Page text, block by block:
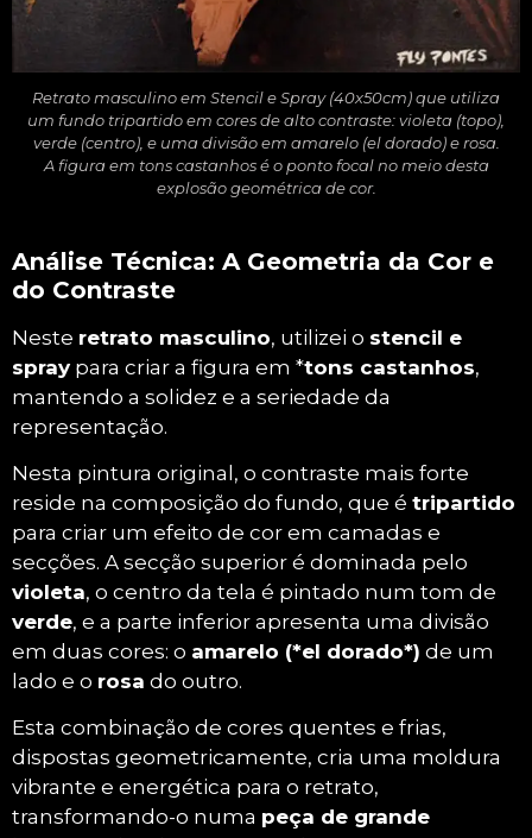
Retrato masculino em Stencil e Spray (40x50cm) que utiliza
um fundo tripartido em cores de alto contraste: violeta (topo),
verde (centro), e uma divisão em amarelo (el dorado) e rosa.
A figura em tons castanhos é o ponto focal no meio desta
explosão geométrica de cor.
Análise Técnica: A Geometria da Cor e
do Contraste
Neste retrato masculino, utilizei o stencil e
spraypara criar a figura em *tons castanhos,
mantendo a solidez e a seriedade da
representação.
Nesta pintura original, o contraste mais forte
reside na composição do fundo, que é tripartido
para criar um efeito de cor em camadas e
secções. A secção superior é dominada pelo
violeta, o centro da tela é pintado num tom de
verde, e a parte inferior apresenta uma divisão
em duas cores: o amarelo (*el dorado*) de um
lado e o rosa do outro.
Esta combinação de cores quentes e frias,
dispostas geometricamente, cria uma moldura
vibrante e energética para o retrato,
transformando-o numa peça de grande